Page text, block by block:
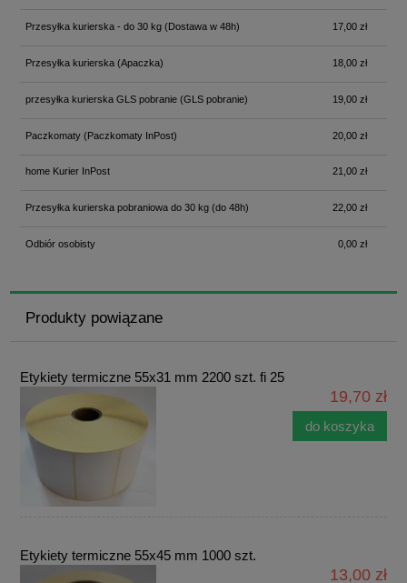
Przesyłka kurierska - do 30 kg(Dostawa w 48h) 17,00 zł
Przesyłka kurierska (Apaczka) 18,00 zł
przesyłka kurierska GLS pobranie(GLS pobranie) 19,00 zł
Paczkomaty(Paczkomaty InPost) 20,00 zł
home Kurier InPost 21,00 zł
Przesyłka kurierska pobraniowa do 30 kg(do 48h) 22,00 zł
Odbiór osobisty 0,00 zł
Produkty powiązane
Etykiety termiczne 55x31 mm 2200 szt. fi 25
19,70 zł
do koszyka
Etykiety termiczne 55x45 mm 1000 szt.
13,00 zł